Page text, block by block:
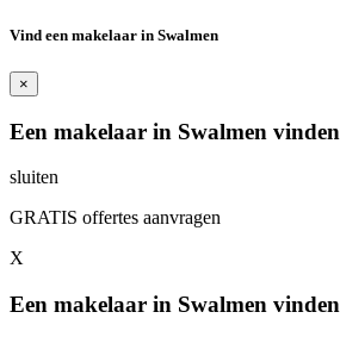
Vind een makelaar in Swalmen
×
Een makelaar in Swalmen vinden
sluiten
GRATIS offertes aanvragen
X
Een makelaar in Swalmen vinden